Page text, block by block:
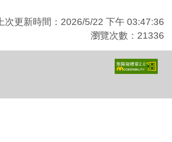
上次更新時間：2026/5/22 下午 03:47:36
瀏覽次數：21336